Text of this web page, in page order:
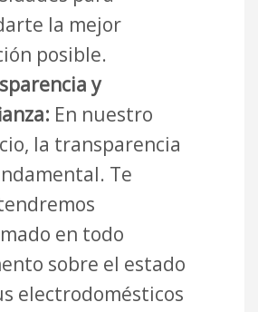
la mejor
posible.
y
En nuestro
la transparencia
Te
en todo
sobre el estado
electrodomésticos